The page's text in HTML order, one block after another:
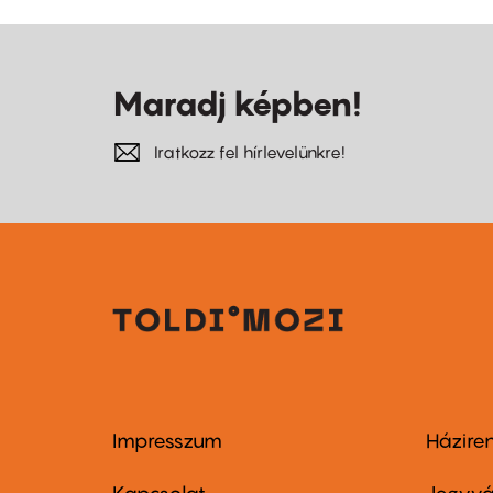
Maradj képben!
Iratkozz fel hírlevelünkre!
Footer
Impresszum